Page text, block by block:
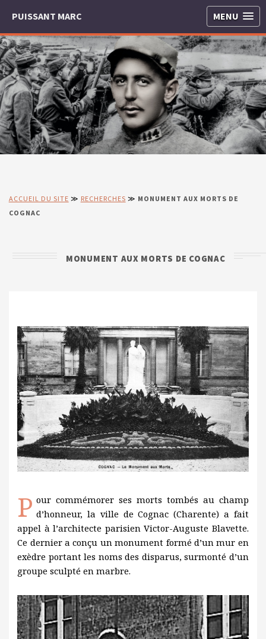
MENU
PUISSANT MARC
ACCUEIL DU SITE ≫ RECHERCHES ≫ MONUMENT AUX MORTS DE
COGNAC
MONUMENT AUX MORTS DE COGNAC
P our commémorer ses morts tombés au champ
d’honneur, la ville de Cognac (Charente) a fait
appel à l’architecte parisien Victor-Auguste Blavette.
Ce dernier a conçu un monument formé d’un mur en
exèdre portant les noms des disparus, surmonté d’un
groupe sculpté en marbre.